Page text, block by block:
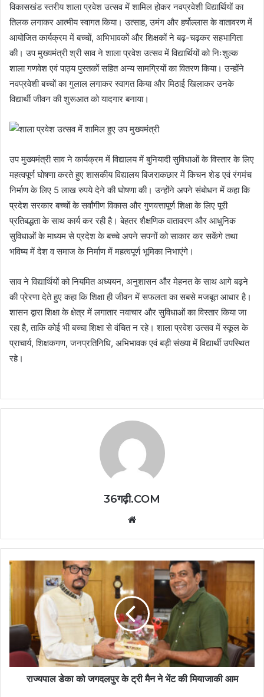
विकासखंड स्तरीय शाला प्रवेश उत्सव में शामिल होकर नवप्रवेशी विद्यार्थियों का
तिलक लगाकर आत्मीय स्वागत किया। उत्साह, उमंग और हर्षोल्लास के वातावरण में
आयोजित कार्यक्रम में बच्चों, अभिभावकों और शिक्षकों ने बढ़-चढ़कर सहभागिता
की। उप मुख्यमंत्री श्री साव ने शाला प्रवेश उत्सव में विद्यार्थियों को निःशुल्क
शाला गणवेश एवं पाठ्य पुस्तकों सहित अन्य सामग्रियों का वितरण किया। उन्होंने
नवप्रवेशी बच्चों का गुलाल लगाकर स्वागत किया और मिठाई खिलाकर उनके
विद्यार्थी जीवन की शुरूआत को यादगार बनाया।
उप मुख्यमंत्री साव ने कार्यक्रम में विद्यालय में बुनियादी सुविधाओं के विस्तार के लिए
महत्वपूर्ण घोषणा करते हुए शासकीय विद्यालय बिजराकछार में किचन शेड एवं रंगमंच
निर्माण के लिए 5 लाख रुपये देने की घोषणा की। उन्होंने अपने संबोधन में कहा कि
प्रदेश सरकार बच्चों के सर्वांगीण विकास और गुणवत्तापूर्ण शिक्षा के लिए पूरी
प्रतिबद्धता के साथ कार्य कर रही है। बेहतर शैक्षणिक वातावरण और आधुनिक
सुविधाओं के माध्यम से प्रदेश के बच्चे अपने सपनों को साकार कर सकेंगे तथा
भविष्य में देश व समाज के निर्माण में महत्वपूर्ण भूमिका निभाएंगे।
साव ने विद्यार्थियों को नियमित अध्ययन, अनुशासन और मेहनत के साथ आगे बढ़ने
की प्रेरणा देते हुए कहा कि शिक्षा ही जीवन में सफलता का सबसे मजबूत आधार है।
शासन द्वारा शिक्षा के क्षेत्र में लगातार नवाचार और सुविधाओं का विस्तार किया जा
रहा है, ताकि कोई भी बच्चा शिक्षा से वंचित न रहे। शाला प्रवेश उत्सव में स्कूल के
प्राचार्य, शिक्षकगण, जनप्रतिनिधि, अभिभावक एवं बड़ी संख्या में विद्यार्थी उपस्थित
रहे।
36गढ़ी.COM
राज्यपाल डेका को जगदलपुर के ट्री मैन ने भेंट की मियाजाकी आम